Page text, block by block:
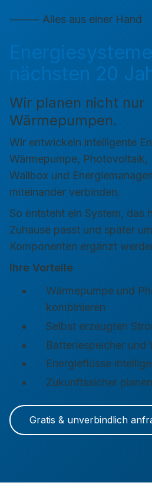
⸻ Alles aus einer Hand
nächsten 20
Wir planen nicht nur
Wärmepumpen.
Wir entwickeln intelligente
Wärmepumpe, Photovoltaik,
Wallbox und
miteinander verbinden.
So entsteht ein System, das
Zuhause passt und später
Komponenten ergänzt
Ihre Vorteile
Wärmepumpe und
kombinieren
Selbst erzeugten
Batteriespeicher und
Energieflüsse
Zukunftssicher
Gratis & unverbindlich